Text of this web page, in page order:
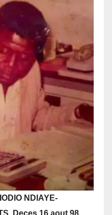
NDIAYE-
Deces 16 aout 98